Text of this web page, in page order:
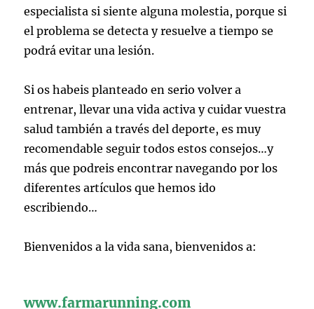
especialista si siente alguna molestia, porque si
el problema se detecta y resuelve a tiempo se
podrá evitar una lesión.
Si os habeis planteado en serio volver a
entrenar, llevar una vida activa y cuidar vuestra
salud también a través del deporte, es muy
recomendable seguir todos estos consejos…y
más que podreis encontrar navegando por los
diferentes artículos que hemos ido
escribiendo…
Bienvenidos a la vida sana, bienvenidos a:
www.farmarunning.com